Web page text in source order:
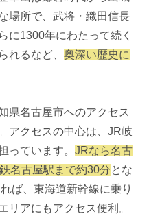
場所で、武将・織田信長
に1300年にわたって続く
れるなど、 奥深い歴史に
県名古屋市へのアクセス
アクセスの中心は、JR岐
っています。 JRなら名古
名古屋駅まで約30分とな
ば、東海道新幹線に乗り
リアにもアクセス便利。